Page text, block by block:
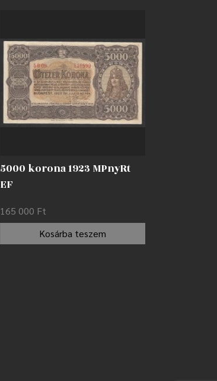
5000 korona 1923 MPnyRt
EF
165 000 Ft
Kosárba teszem